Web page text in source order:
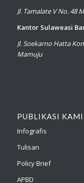
Jl. Tamalate V No. 48
Kantor Sulaweasi
Jl. Soekarno Hatta
Mamuju
PUBLIKASI KAMI
Infografis
Tulisan
Policy Brief
APBD